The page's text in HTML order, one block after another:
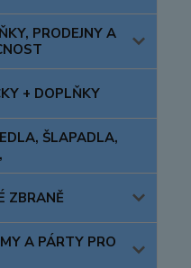
PRODEJNY A
+ DOPLŇKY
ŠLAPADLA,
ZBRANĚ
A PÁRTY PRO